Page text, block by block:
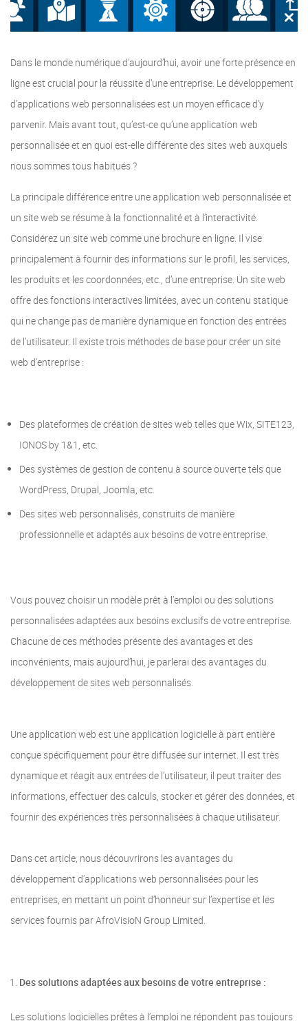
Dans le monde numérique d’aujourd’hui, avoir une forte présence en
ligne est crucial pour la réussite d’une entreprise. Le développement
d’applications web personnalisées est un moyen efficace d’y
parvenir. Mais avant tout, qu’est-ce qu’une application web
personnalisée et en quoi est-elle différente des sites web auxquels
nous sommes tous habitués ?
La principale différence entre une application web personnalisée et
un site web se résume à la fonctionnalité et à l’interactivité.
Considérez un site web comme une brochure en ligne. Il vise
principalement à fournir des informations sur le profil, les services,
les produits et les coordonnées, etc., d’une entreprise. Un site web
offre des fonctions interactives limitées, avec un contenu statique
qui ne change pas de manière dynamique en fonction des entrées
de l’utilisateur. Il existe trois méthodes de base pour créer un site
web d’entreprise :
Des plateformes de création de sites web telles que Wix, SITE123,
IONOS by 1&1, etc.
Des systèmes de gestion de contenu à source ouverte tels que
WordPress, Drupal, Joomla, etc.
Des sites web personnalisés, construits de manière
professionnelle et adaptés aux besoins de votre entreprise.
Vous pouvez choisir un modèle prêt à l’emploi ou des solutions
personnalisées adaptées aux besoins exclusifs de votre entreprise.
Chacune de ces méthodes présente des avantages et des
inconvénients, mais aujourd’hui, je parlerai des avantages du
développement de sites web personnalisés.
Une application web est une application logicielle à part entière
conçue spécifiquement pour être diffusée sur internet. Il est très
dynamique et réagit aux entrées de l’utilisateur, il peut traiter des
informations, effectuer des calculs, stocker et gérer des données, et
fournir des expériences très personnalisées à chaque utilisateur.
Dans cet article, nous découvrirons les avantages du
développement d’applications web personnalisées pour les
entreprises, en mettant un point d’honneur sur l’expertise et les
services fournis par AfroVisioN Group Limited.
Des solutions adaptées aux besoins de votre entreprise :
Les solutions logicielles prêtes à l’emploi ne répondent pas toujours